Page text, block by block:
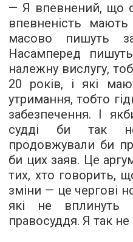
— Я впевнений, що
впевненість мають
масово пишуть
Насамперед
належну вислугу,
20 років, і які
утримання, тобто
забезпечення. І
судді би так
продовжували би
би цих заяв. Це
тих, хто говорить,
зміни — це чергові
які не вплинуть
правосуддя. Я так